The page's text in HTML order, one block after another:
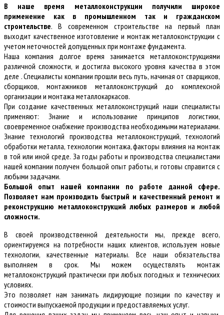
В наше время металлоконструкции получили широкое
применение как в промышленном так и гражданском
строительстве. В современном строительстве на первый план
выходит качественное изготовление и монтаж металлоконструкции с
учетом неточностей допущенных при монтаже фундамента.
Наша компания долгое время занимается металлоконструкциями
различной сложности, и достигла высокого уровня качества в этом
деле . Специалисты компании прошли весь путь, начиная от сварщиков,
сборщиков, монтажников металлоконструкций до комплексной
организации и монтажа металлокаркасов.
При создание качественных металлоконструкций наши специалисты
применяют: Знание и использование принципов логистики,
своевременное снабжение производства необходимыми материалами.
Знание технологий производства металлоконструкций, технологий
обработки металла, технологии монтажа, факторы влияния на монтаж
в той или иной среде. За годы работы и производства специалистами
нашей компании получен большой опыт работы, и готовы справится с
любыми задачами.
Большой опыт нашей компании по работе данной сфере.
Позволяет нам производить быстрый и качественный ремонт и
реконструкцию металлоконструкций любых размеров и любой
сложности.
В своей производственной деятельности мы, прежде всего,
ориентируемся на потребности наших клиентов, используем новые
технологии, качественные материалы. Все наши обязательства
выполняем в срок. Мы можем осуществлять монтаж
металлоконструкций практически при любых погодных и технических
условиях.
Это позволяет нам занимать лидирующие позиции по качеству и
стоимости выпускаемой продукции и предоставляемых услуг.